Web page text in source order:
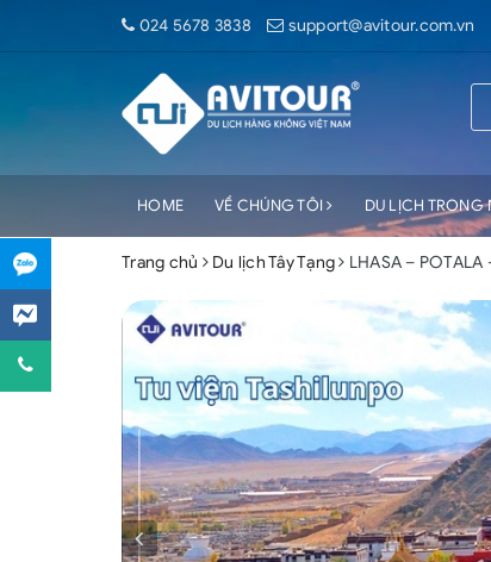
024 5678 3838 support@avitour.com.vn
HOME VỀ CHÚNG TÔI DU LỊCH
Trang chủ Du lịch Tây Tạng LHASA – POTALA